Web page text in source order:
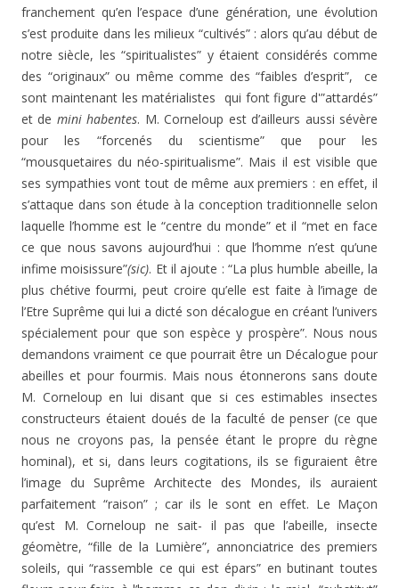
franchement qu’en l’espace d’une génération, une évolution
s’est produite dans les milieux “cultivés” : alors qu’au début de
notre siècle, les “spiritualistes” y étaient considérés comme
des “originaux” ou même comme des “faibles d’esprit”, ce
sont maintenant les matérialistes qui font figure d'”attardés”
et de mini habentes. M. Corneloup est d’ailleurs aussi sévère
pour les “forcenés du scientisme” que pour les
“mousquetaires du néo-spiritualisme”. Mais il est visible que
ses sympathies vont tout de même aux premiers : en effet, il
s’attaque dans son étude à la conception traditionnelle selon
laquelle l’homme est le “centre du monde” et il “met en face
ce que nous savons aujourd’hui : que l’homme n’est qu’une
infime moisissure”(sic). Et il ajoute : “La plus humble abeille, la
plus chétive fourmi, peut croire qu’elle est faite à l’image de
l’Etre Suprême qui lui a dicté son décalogue en créant l’univers
spécialement pour que son espèce y prospère”. Nous nous
demandons vraiment ce que pourrait être un Décalogue pour
abeilles et pour fourmis. Mais nous étonnerons sans doute
M. Corneloup en lui disant que si ces estimables insectes
constructeurs étaient doués de la faculté de penser (ce que
nous ne croyons pas, la pensée étant le propre du règne
hominal), et si, dans leurs cogitations, ils se figuraient être
l’image du Suprême Architecte des Mondes, ils auraient
parfaitement “raison” ; car ils le sont en effet. Le Maçon
qu’est M. Corneloup ne sait- il pas que l’abeille, insecte
géomètre, “fille de la Lumière”, annonciatrice des premiers
soleils, qui “rassemble ce qui est épars” en butinant toutes